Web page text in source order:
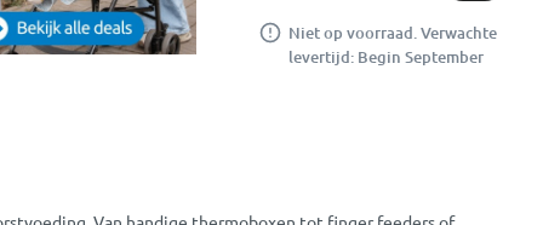
Niet op voorraad. Verwachte
levertijd: Begin September